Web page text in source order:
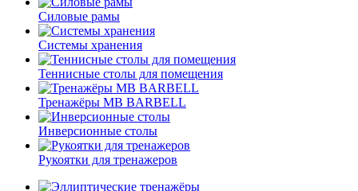
Силовые рамы
Системы хранения
Теннисные столы для помещения
Тренажёры MB BARBELL
Инверсионные столы
Рукоятки для тренажеров